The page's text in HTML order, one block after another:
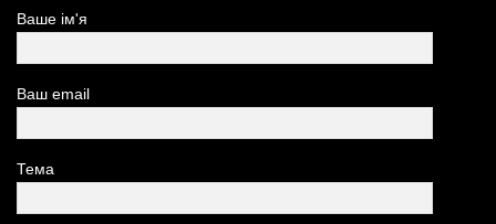
Ваше ім'я
Ваш email
Тема